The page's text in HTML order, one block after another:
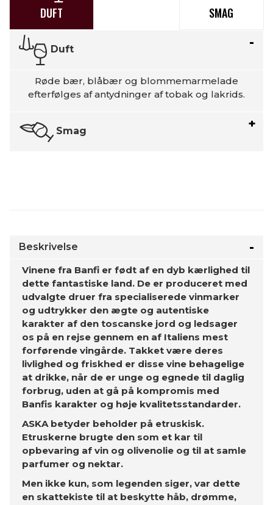
DUFT SMAG
Duft
Røde bær, blåbær og blommemarmelade
efterfølges af antydninger af tobak og lakrids.
Smag
Beskrivelse
Vinene fra Banfi er født af en dyb kærlighed til
dette fantastiske land. De er produceret med
udvalgte druer fra specialiserede vinmarker
og udtrykker den ægte og autentiske
karakter af den toscanske jord og ledsager
os på en rejse gennem en af ​​Italiens mest
forførende vingårde. Takket være deres
livlighed og friskhed er disse vine behagelige
at drikke, når de er unge og egnede til daglig
forbrug, uden at gå på kompromis med
Banfis karakter og høje kvalitetsstandarder.
ASKAbetyder beholder på etruskisk.
Etruskerne brugte den som et kar til
opbevaring af vin og olivenolie og til at samle
parfumer og nektar.
Men ikke kun, som legenden siger, var dette
en skattekiste til at beskytte håb, drømme,